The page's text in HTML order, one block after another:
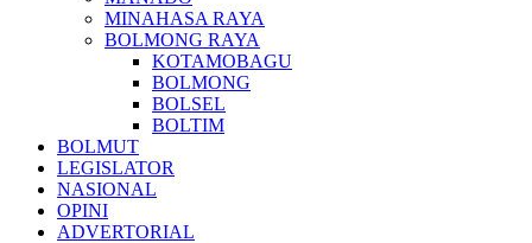
MINAHASA RAYA
BOLMONG RAYA
KOTAMOBAGU
BOLMONG
BOLSEL
BOLTIM
BOLMUT
LEGISLATOR
NASIONAL
OPINI
ADVERTORIAL